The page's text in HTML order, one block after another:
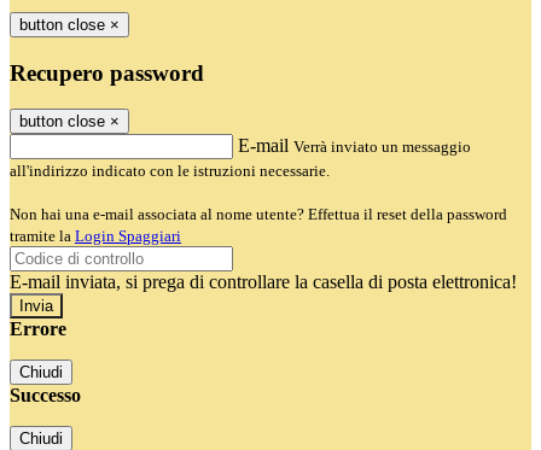
button close ×
Recupero password
button close ×
E-mail Verrà inviato un messaggio
all'indirizzo indicato con le istruzioni necessarie.
Non hai una e-mail associata al nome utente? Effettua il reset della password
tramite la Login Spaggiari
E-mail inviata, si prega di controllare la casella di posta elettronica!
Errore
Chiudi
Successo
Chiudi